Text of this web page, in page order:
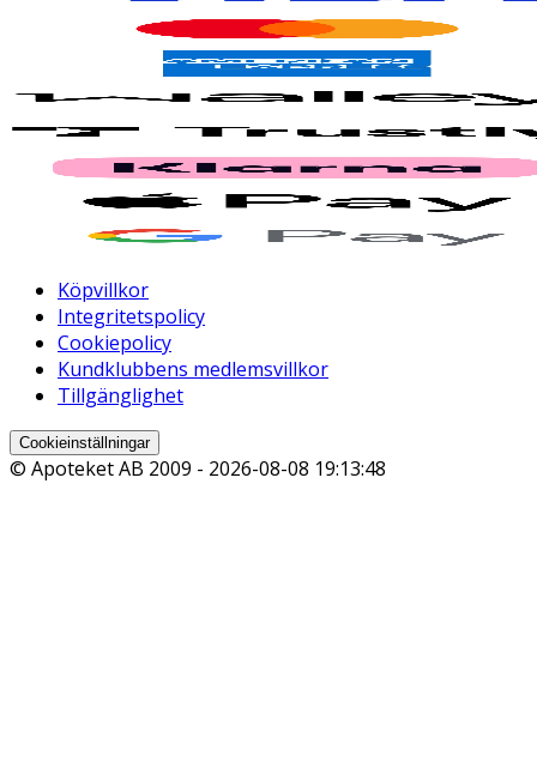
Köpvillkor
Integritetspolicy
Cookiepolicy
Kundklubbens medlemsvillkor
Tillgänglighet
Cookieinställningar
© Apoteket AB 2009 - 2026-08-08 19:13:48